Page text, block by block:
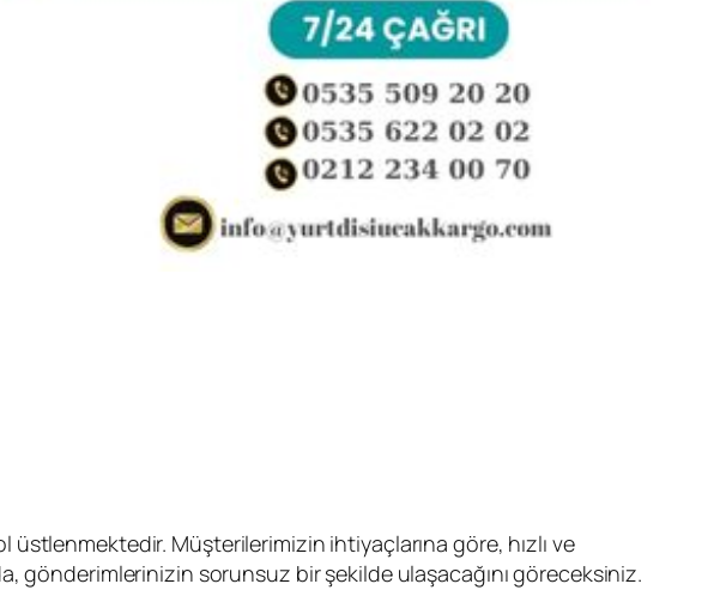
Müşterilerimizin ihtiyaçlarına göre, hızlı ve
gönderimlerinizin sorunsuz bir şekilde ulaşacağını göreceksiniz.